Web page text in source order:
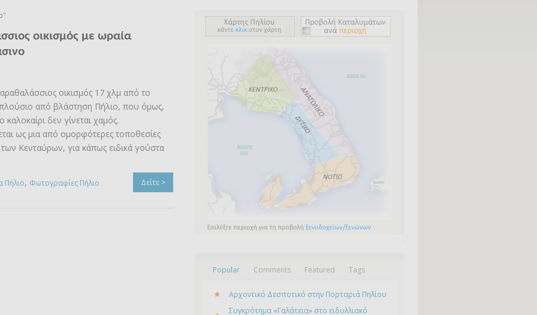
οικισμός με ωραία
οικισμός 17 χλμ από το
από βλάστηση Πήλιο, που όμως,
καλοκαίρι δεν γίνεται χαμός.
ως μια από ομορφότερες τοποθεσίες
Κενταύρων, για κάπως ειδικά γούστα
Δείτε >
Πήλιο, Φωτογραφίες Πήλιο
Popular Comments Featured Tags
Αρχοντικό Δεσποτικό στην Πορταριά Πηλίου
Συγκρότημα «Γαλάτεια» στο ειδυλλιακό